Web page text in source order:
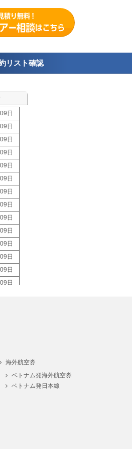
リスト確認
日
日
日
日
日
日
日
日
日
日
日
日
日
日
日
日
日
日
日
日
海外航空券
ベトナム発海外航空券
ベトナム発日本線